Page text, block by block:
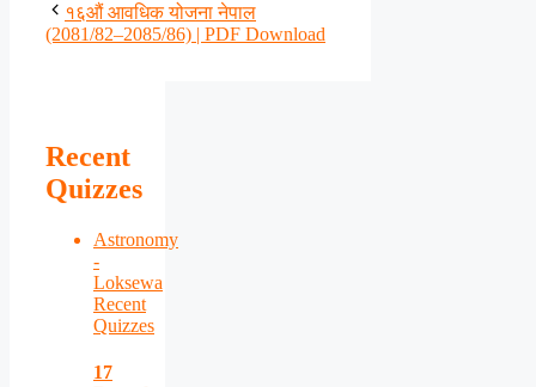
१६औं आवधिक योजना नेपाल
(2081/82–2085/86) | PDF Download
Recent
Quizzes
Astronomy
-
Loksewa
Recent
Quizzes
17